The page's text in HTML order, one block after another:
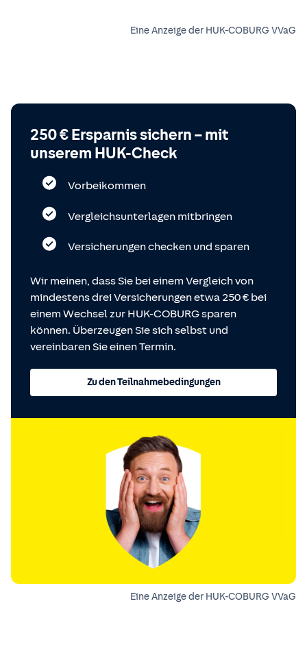
Eine Anzeige der HUK-COBURG VVaG
250 € Ersparnis sichern – mit
unserem HUK-Check
Vorbeikommen
Vergleichsunterlagen mitbringen
Versicherungen checken und sparen
Wir meinen, dass Sie bei einem Vergleich von
mindestens drei Versicherungen etwa 250 € bei
einem Wechsel zur HUK-COBURG sparen
können. Überzeugen Sie sich selbst und
vereinbaren Sie einen Termin.
Zu den Teilnahmebedingungen
Eine Anzeige der HUK-COBURG VVaG